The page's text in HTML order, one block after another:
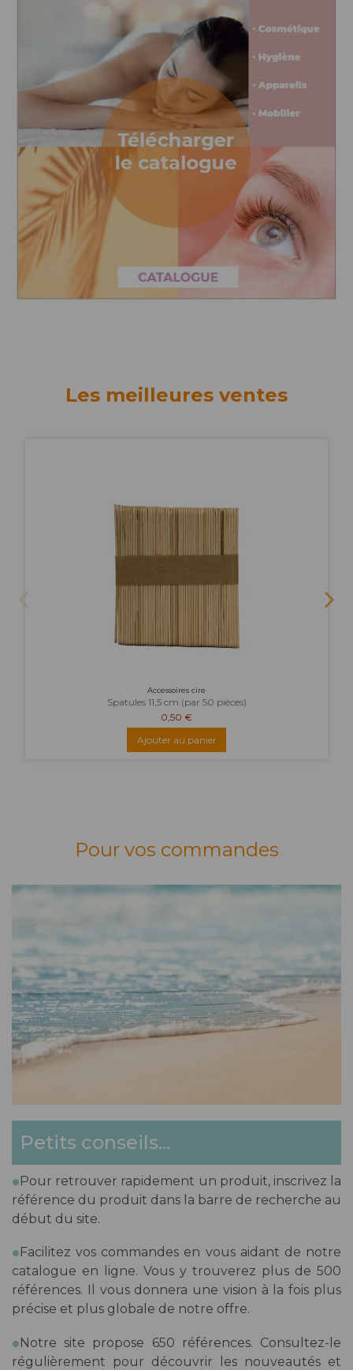
Les meilleures ventes
Accessoires cire
Spatules 11,5 cm (par 50 pièces)
0,50 €
Ajouter au panier
Pour vos commandes
Petits conseils...
.Pour retrouver rapidement un produit, inscrivez la
référence du produit dans la barre de recherche au
début du site.
. Facilitez vos commandes en vous aidant de notre
catalogue en ligne. Vous y trouverez plus de 500
références. Il vous donnera une vision à la fois plus
précise et plus globale de notre offre.
.Notre site propose 650 références. Consultez-le
régulièrement pour découvrir les nouveautés et